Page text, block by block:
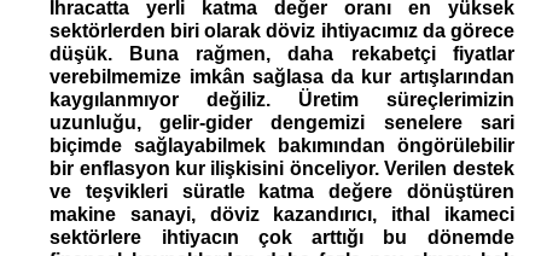
İhracatta yerli katma değer oranı en yüksek
sektörlerden biri olarak döviz ihtiyacımız da görece
düşük. Buna rağmen, daha rekabetçi fiyatlar
verebilmemize imkân sağlasa da kur artışlarından
kaygılanmıyor değiliz. Üretim süreçlerimizin
uzunluğu, gelir-gider dengemizi senelere sari
biçimde sağlayabilmek bakımından öngörülebilir
bir enflasyon kur ilişkisini önceliyor. Verilen destek
ve teşvikleri süratle katma değere dönüştüren
makine sanayi, döviz kazandırıcı, ithal ikameci
sektörlere ihtiyacın çok arttığı bu dönemde